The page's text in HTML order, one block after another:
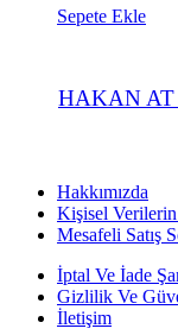
Sepete Ekle
HAKAN AT
Hakkımızda
Kişisel Verilerin
Mesafeli Satış
İptal Ve İade
Gizlilik Ve
İletişim